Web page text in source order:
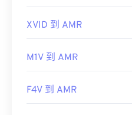
XVID 到 AMR
M1V 到 AMR
F4V 到 AMR